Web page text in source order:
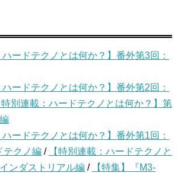
ハードテクノとは何か？】番外第3回：
ハードテクノとは何か？】番外第2回：
特別連載：ハードテクノとは何か？】第
ハードテクノとは何か？】番外第1回：
テクノ編 /
【特別連載：ハードテクノと
ンダストリアル編 /
【特集】『M3-